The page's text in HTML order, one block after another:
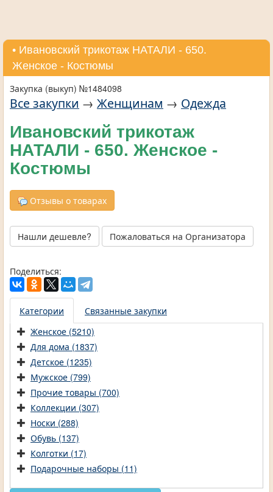
• Ивановский трикотаж НАТАЛИ - 650.
Женское - Костюмы
Закупка (выкуп) №1484098
Все закупки → Женщинам → Одежда
Ивановский трикотаж
НАТАЛИ - 650. Женское -
Костюмы
Отзывы о товарах
Нашли дешевле? Пожаловаться на Организатора
Поделиться:
Категории
Связанные закупки
Женское (5210)
Для дома (1837)
Детское (1235)
Мужское (799)
Прочие товары (700)
Коллекции (307)
Носки (288)
Обувь (137)
Колготки (17)
Подарочные наборы (11)